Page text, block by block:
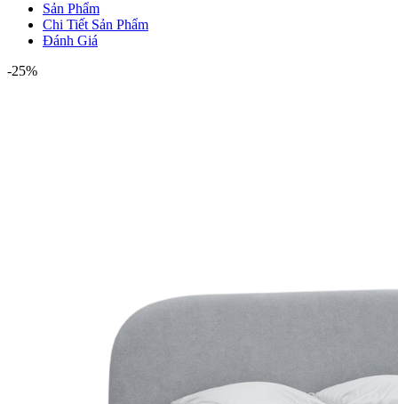
Sản Phẩm
Chi Tiết Sản Phẩm
Đánh Giá
-25%